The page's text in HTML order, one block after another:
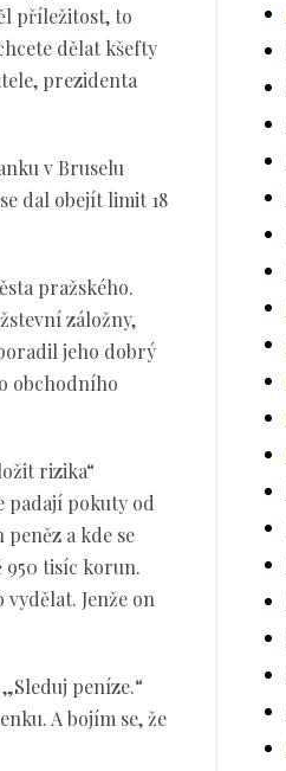
příležitost, to
dělat kšefty
prezidenta
v Bruselu
dal obejít limit 18
pražského.
záložny,
jeho dobrý
obchodního
rizika“
padají pokuty od
a kde se
950 tisíc korun.
Jenže on
peníze.“
A bojím se, že